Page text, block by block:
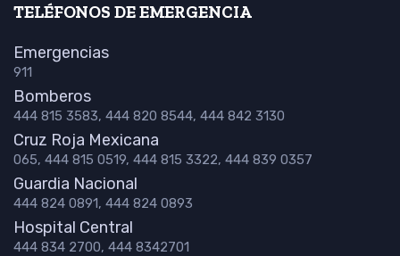
TELÉFONOS DE EMERGENCIA
Emergencias
911
Bomberos
444 815 3583, 444 820 8544, 444 842 3130
Cruz Roja Mexicana
065, 444 815 0519, 444 815 3322, 444 839 0357
Guardia Nacional
444 824 0891, 444 824 0893
Hospital Central
444 834 2700, 444 8342701